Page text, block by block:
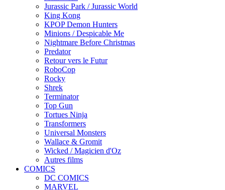
Jurassic Park / Jurassic World
King Kong
KPOP Demon Hunters
Minions / Despicable Me
Nightmare Before Christmas
Predator
Retour vers le Futur
RoboCop
Rocky
Shrek
Terminator
Top Gun
Tortues Ninja
Transformers
Universal Monsters
Wallace & Gromit
Wicked / Magicien d'Oz
Autres films
COMICS
DC COMICS
MARVEL